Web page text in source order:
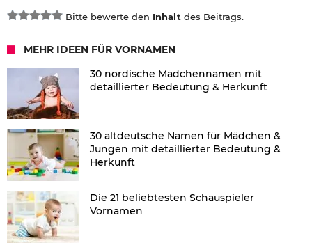
Bitte bewerte den Inhalt des Beitrags.
MEHR IDEEN FÜR VORNAMEN
30 nordische Mädchennamen mit
detaillierter Bedeutung & Herkunft
30 altdeutsche Namen für Mädchen &
Jungen mit detaillierter Bedeutung &
Herkunft
Die 21 beliebtesten Schauspieler
Vornamen